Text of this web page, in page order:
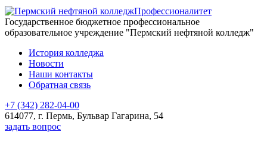
Профессионалитет
Государственное бюджетное профессиональное
образовательное учреждение "Пермский нефтяной колледж"
История колледжа
Новости
Наши контакты
Обратная связь
+7 (342) 282-04-00
614077, г. Пермь, Бульвар Гагарина, 54
задать вопрос